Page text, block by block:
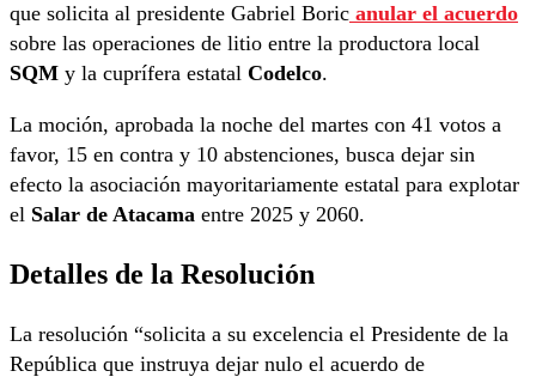
que solicita al presidente Gabriel Boric anular el acuerdo
sobre las operaciones de litio entre la productora local
SQM y la cuprífera estatal Codelco.
La moción, aprobada la noche del martes con 41 votos a
favor, 15 en contra y 10 abstenciones, busca dejar sin
efecto la asociación mayoritariamente estatal para explotar
el Salar de Atacama entre 2025 y 2060.
Detalles de la Resolución
La resolución “solicita a su excelencia el Presidente de la
República que instruya dejar nulo el acuerdo de